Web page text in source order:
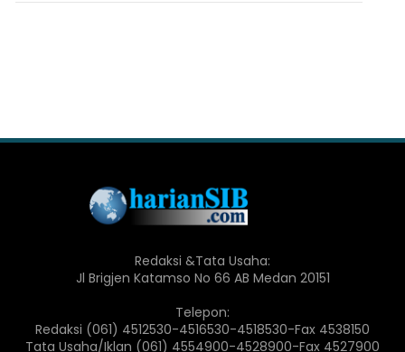
Redaksi &Tata Usaha:
Jl Brigjen Katamso No 66 AB Medan 20151
Telepon:
Redaksi (061) 4512530-4516530-4518530-Fax 4538150
Tata Usaha/Iklan (061) 4554900-4528900-Fax 4527900